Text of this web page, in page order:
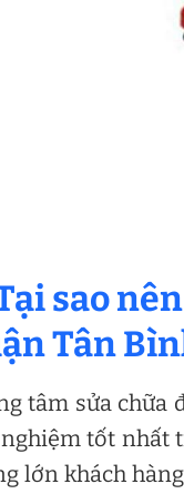
sao
Tân
tâm sửa chữa
tốt nhất
lớn khách